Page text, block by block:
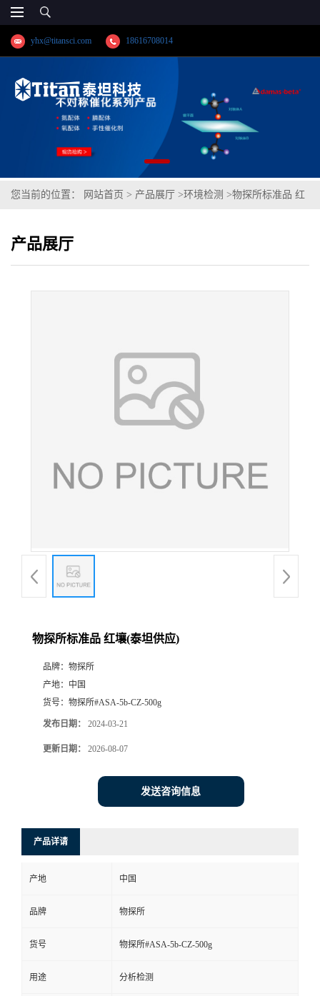
yhx@titansci.com 18616708014
您当前的位置： 网站首页 > 产品展厅 >环境检测 >物探所标准品 红
产品展厅
物探所标准品 红壤(泰坦供应)
品牌： 物探所
产地： 中国
货号： 物探所#ASA-5b-CZ-500g
发布日期： 2024-03-21
更新日期： 2026-08-07
发送咨询信息
产品详请
产地 中国
品牌 物探所
货号 物探所#ASA-5b-CZ-500g
用途 分析检测